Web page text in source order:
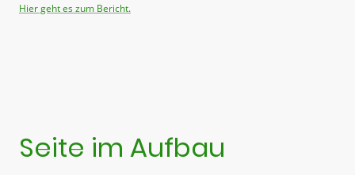
Hier geht es zum Bericht.
Seite im Aufbau